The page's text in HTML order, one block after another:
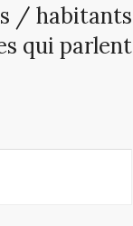
/ habitants
qui parlent